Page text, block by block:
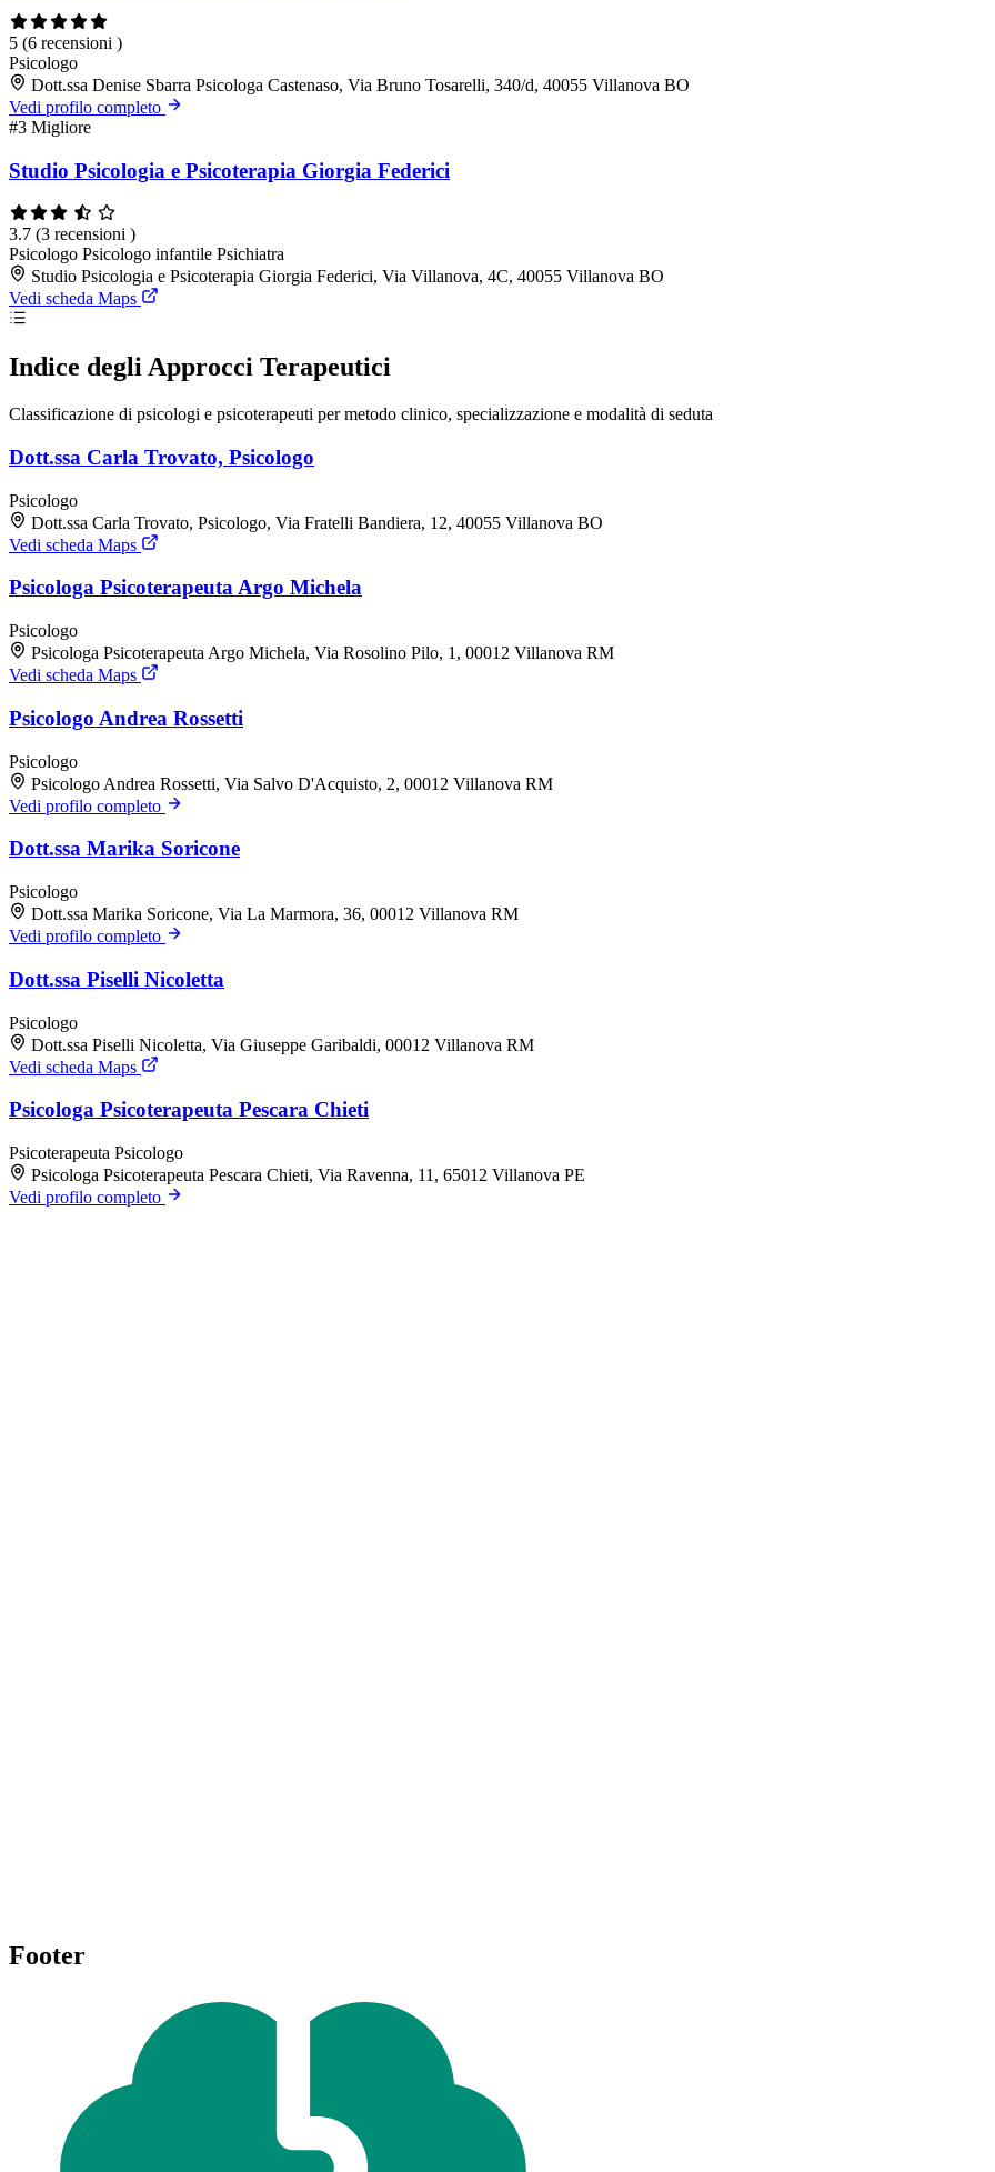
5 (6 recensioni )
Psicologo
Dott.ssa Denise Sbarra Psicologa Castenaso, Via Bruno Tosarelli, 340/d, 40055 Villanova BO
Vedi profilo completo
#3 Migliore
Studio Psicologia e Psicoterapia Giorgia Federici
3.7 (3 recensioni )
Psicologo Psicologo infantile Psichiatra
Studio Psicologia e Psicoterapia Giorgia Federici, Via Villanova, 4C, 40055 Villanova BO
Vedi scheda Maps
Indice degli Approcci Terapeutici
Classificazione di psicologi e psicoterapeuti per metodo clinico, specializzazione e modalità di seduta
Dott.ssa Carla Trovato, Psicologo
Psicologo
Dott.ssa Carla Trovato, Psicologo, Via Fratelli Bandiera, 12, 40055 Villanova BO
Vedi scheda Maps
Psicologa Psicoterapeuta Argo Michela
Psicologo
Psicologa Psicoterapeuta Argo Michela, Via Rosolino Pilo, 1, 00012 Villanova RM
Vedi scheda Maps
Psicologo Andrea Rossetti
Psicologo
Psicologo Andrea Rossetti, Via Salvo D'Acquisto, 2, 00012 Villanova RM
Vedi profilo completo
Dott.ssa Marika Soricone
Psicologo
Dott.ssa Marika Soricone, Via La Marmora, 36, 00012 Villanova RM
Vedi profilo completo
Dott.ssa Piselli Nicoletta
Psicologo
Dott.ssa Piselli Nicoletta, Via Giuseppe Garibaldi, 00012 Villanova RM
Vedi scheda Maps
Psicologa Psicoterapeuta Pescara Chieti
Psicoterapeuta Psicologo
Psicologa Psicoterapeuta Pescara Chieti, Via Ravenna, 11, 65012 Villanova PE
Vedi profilo completo
Footer